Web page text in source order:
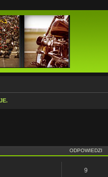
ODPOWIEDZI
9